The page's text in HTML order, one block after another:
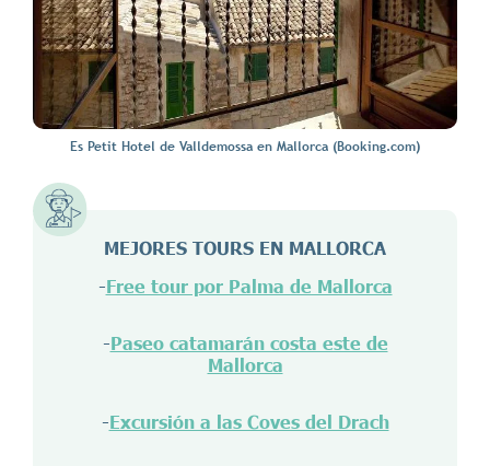
Es Petit Hotel de Valldemossa en Mallorca (Booking.com)
MEJORES TOURS EN MALLORCA
-Free tour por Palma de Mallorca
-Paseo catamarán costa este de
Mallorca
-Excursión a las Coves del Drach